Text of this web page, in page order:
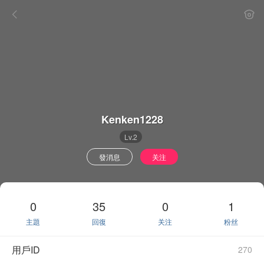
Kenken1228
Lv.2
發消息
关注
0
主題
35
回復
0
关注
1
粉丝
用戶ID 270